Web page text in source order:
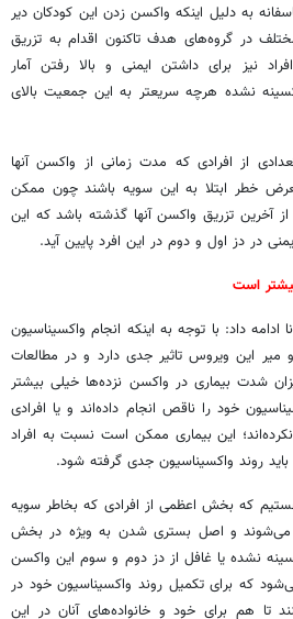
به دلیل اینکه واکسن زدن این کودکان دیر
در گروه‌های هدف تاکنون اقدام به تزریق
نیز برای داشتن ایمنی و بالا رفتن آمار
نشده هرچه سریعتر به این جمعیت بالای
از افرادی که مدت زمانی از واکسن آنها
خطر ابتلا به این سویه باشند چون ممکن
از سه ماه یا ۱۰۰ روز از آخرین تزریق واکسن آنها گذشته باشد که این
در دز اول و دوم در این افرد پایین آید.
است
داد: با توجه به اینکه انجام واکسیناسیون
این ویروس تاثیر جدی دارد و در مطالعات
شدت بیماری در واکسن نزده‌ها خیلی بیشتر
خود را ناقص انجام داده‌اند و یا افرادی
این بیماری ممکن است نسبت به افراد
روند واکسیناسیون جدی گرفته شود.
که بخش اعظمی از افرادی که بخاطر سویه
می‌شوند و اصل بستری شدن به ویژه در بخش
نشده یا غافل از دز دوم و سوم این واکسن
که برای تکمیل روند واکسیناسیون خود در
تا هم برای خود و خانواده‌های آنان در این